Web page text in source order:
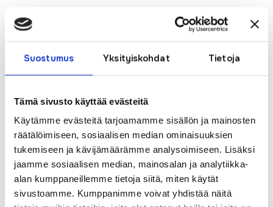
Suostumus Yksityiskohdat Tietoja
Tämä sivusto käyttää evästeitä
Käytämme evästeitä tarjoamamme sisällön ja mainosten
räätälöimiseen, sosiaalisen median ominaisuuksien
tukemiseen ja kävijämäärämme analysoimiseen. Lisäksi
jaamme sosiaalisen median, mainosalan ja analytiikka-
alan kumppaneillemme tietoja siitä, miten käytät
sivustoamme. Kumppanimme voivat yhdistää näitä
lähetetään vasta toukokuun puolenvälin
Asiakaspalvelu ma-pe klo 8-16 numerossa 040
486 3387 tai asiakaspalvelu@pyhanet.fi